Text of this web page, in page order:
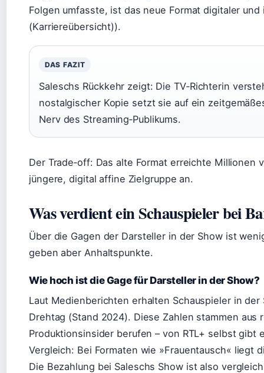
Folgen umfasste, ist das neue Format digitaler
(Karriereübersicht)).
DAS FAZIT
Saleschs Rückkehr zeigt: Die TV‑Richterin
nostalgischer Kopie setzt sie auf ein
Nerv des Streaming‑Publikums.
Der Trade‑off: Das alte Format erreichte Millionen
jüngere, digital affine Zielgruppe an.
Was verdient ein Schauspieler bei
Über die Gagen der Darsteller in der Show ist
geben aber Anhaltspunkte.
Wie hoch ist die Gage für Darsteller in der Show?
Laut Medienberichten erhalten Schauspieler in
Drehtag (Stand 2024). Diese Zahlen stammen
Produktionsinsider berufen – von RTL+ selbst gibt
Vergleich: Bei Formaten wie »Frauentausch« liegt
Die Bezahlung bei Saleschs Show ist also